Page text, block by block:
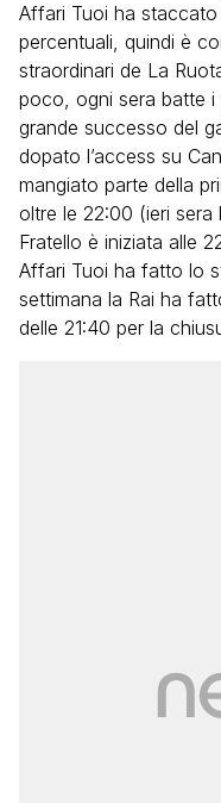
Affari Tuoi ha
percentuali, quindi è
straordinari de La
poco, ogni sera batte
grande successo del
dopato l’access su
mangiato parte della
oltre le 22:00 (ieri sera
Fratello è iniziata alle
Affari Tuoi ha fatto lo
settimana la Rai ha
delle 21:40 per la